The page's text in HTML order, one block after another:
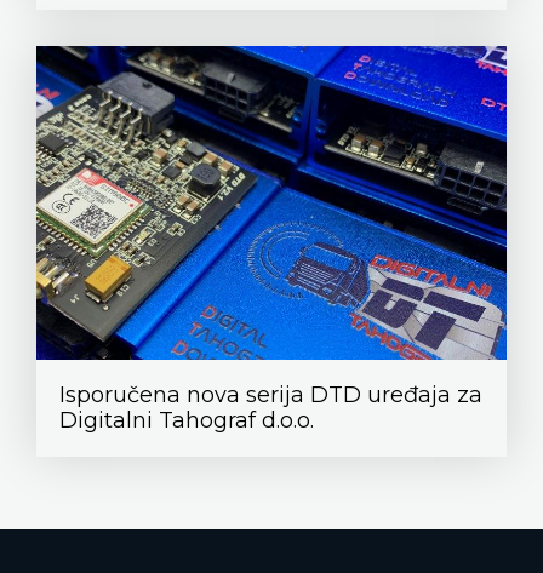
Isporučena nova serija DTD uređaja za
Digitalni Tahograf d.o.o.